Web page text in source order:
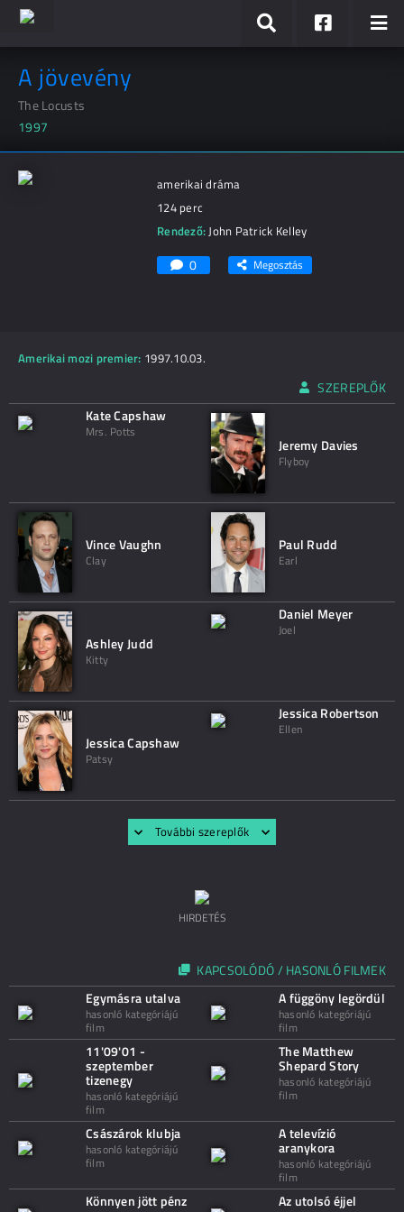
A jövevény
The Locusts
1997
amerikai dráma
124 perc
Rendező:John Patrick Kelley
0 Megosztás
Amerikai mozi premier: 1997.10.03.
SZEREPLŐK
Kate Capshaw
Mrs. Potts
Jeremy Davies
Flyboy
Vince Vaughn
Clay
Paul Rudd
Earl
Ashley Judd
Kitty
Daniel Meyer
Joel
Jessica Capshaw
Patsy
Jessica Robertson
Ellen
További szereplők
HIRDETÉS
KAPCSOLÓDÓ / HASONLÓ FILMEK
Egymásra utalva
hasonló kategóriájú
film
A függöny legördül
hasonló kategóriájú
film
11'09'01 -
szeptember
tizenegy
hasonló kategóriájú
film
The Matthew
Shepard Story
hasonló kategóriájú
film
Császárok klubja
hasonló kategóriájú
film
A televízió
aranykora
hasonló kategóriájú
film
Könnyen jött pénz Az utolsó éjjel